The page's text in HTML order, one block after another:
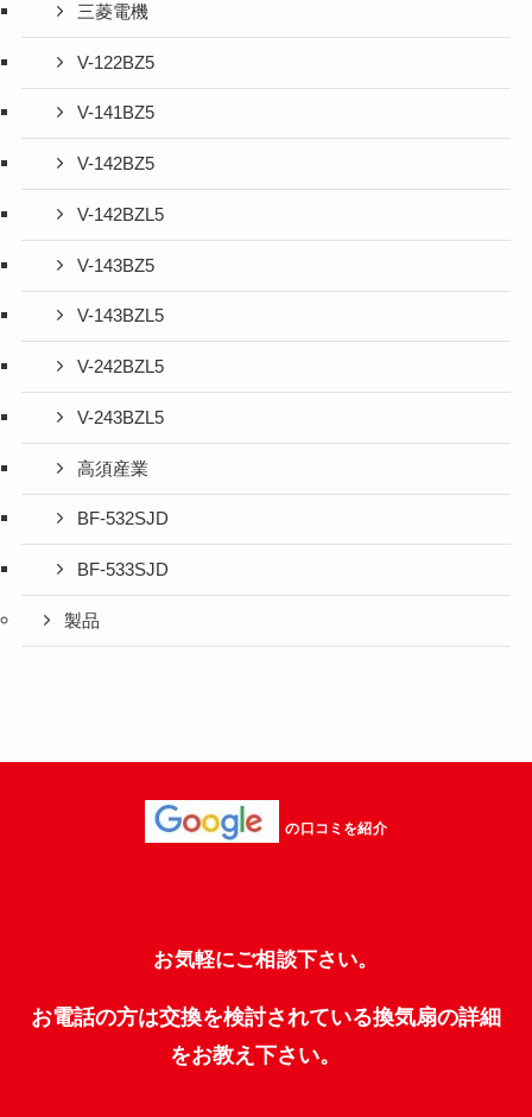
三菱電機
V-122BZ5
V-141BZ5
V-142BZ5
V-142BZL5
V-143BZ5
V-143BZL5
V-242BZL5
V-243BZL5
高須産業
BF-532SJD
BF-533SJD
製品
の口コミを紹介
お気軽にご相談下さい。
お電話の方は交換を検討されている換気扇の詳細
をお教え下さい。